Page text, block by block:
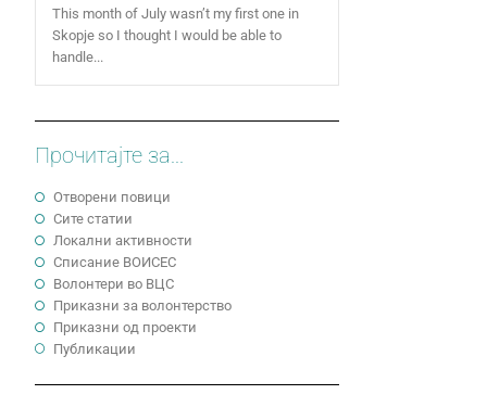
This month of July wasn’t my first one in
Skopje so I thought I would be able to
handle...
Прочитајте за...
Отворени повици
Сите статии
Локални активности
Cписание ВОИСЕС
Волонтери во ВЦС
Приказни за волонтерство
Приказни од проекти
Публикации